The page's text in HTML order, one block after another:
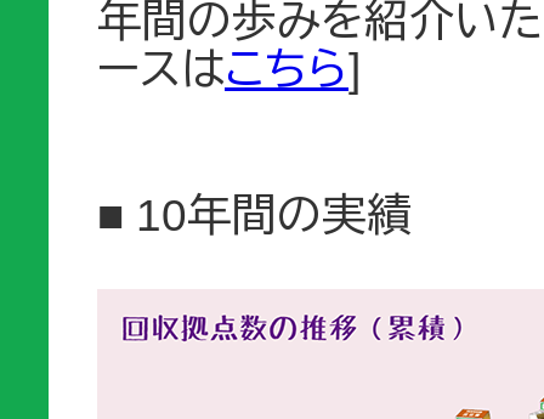
年間の歩みを紹介い
ースはこちら]
■ 10年間の実績